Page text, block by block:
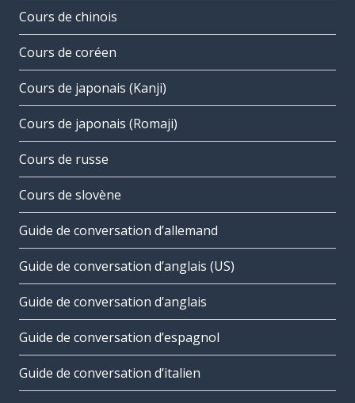
Cours de chinois
Cours de coréen
Cours de japonais (Kanji)
Cours de japonais (Romaji)
Cours de russe
Cours de slovène
Guide de conversation d’allemand
Guide de conversation d’anglais (US)
Guide de conversation d’anglais
Guide de conversation d’espagnol
Guide de conversation d’italien